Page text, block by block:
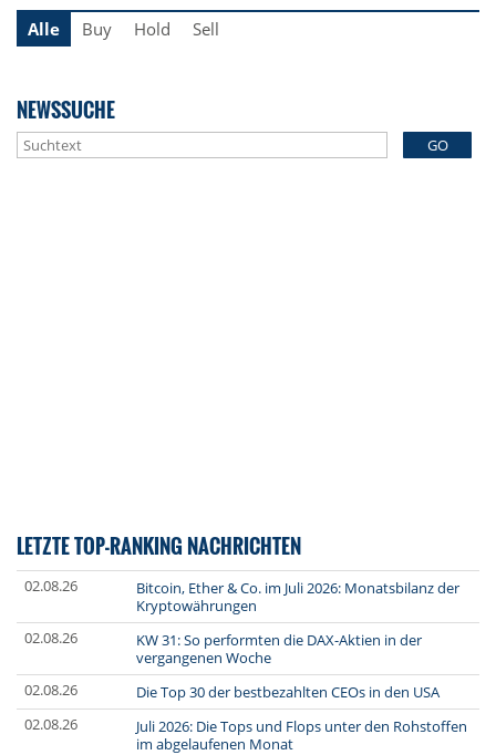
Alle
Buy Hold Sell
NEWSSUCHE
GO
LETZTE TOP-RANKING NACHRICHTEN
02.08.26
Bitcoin, Ether & Co. im Juli 2026: Monatsbilanz der
Kryptowährungen
02.08.26
KW 31: So performten die DAX-Aktien in der
vergangenen Woche
02.08.26
Die Top 30 der bestbezahlten CEOs in den USA
02.08.26
Juli 2026: Die Tops und Flops unter den Rohstoffen
im abgelaufenen Monat